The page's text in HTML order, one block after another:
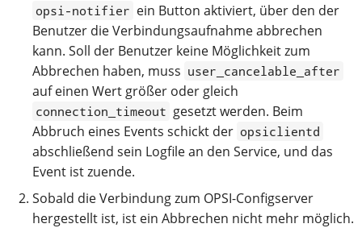
opsi-notifier ein Button aktiviert, über den der
Benutzer die Verbindungsaufnahme abbrechen
kann. Soll der Benutzer keine Möglichkeit zum
Abbrechen haben, muss user_cancelable_after
auf einen Wert größer oder gleich
connection_timeout gesetzt werden. Beim
Abbruch eines Events schickt der opsiclientd
abschließend sein Logfile an den Service, und das
Event ist zuende.
Sobald die Verbindung zum OPSI-Configserver
hergestellt ist, ist ein Abbrechen nicht mehr möglich.